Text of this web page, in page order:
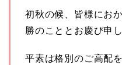
初秋の候、皆様にお
勝のこととお慶び申
平素は格別のご高配